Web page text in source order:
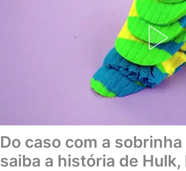
Do caso com a
saiba a história de Hulk,